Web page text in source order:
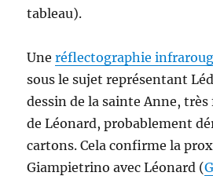
tableau).
Uneréflectographie
sous le sujet représentant
dessin de la sainte Anne,
de Léonard, probablement
cartons. Cela confirme la
Giampietrino avec Léonard (